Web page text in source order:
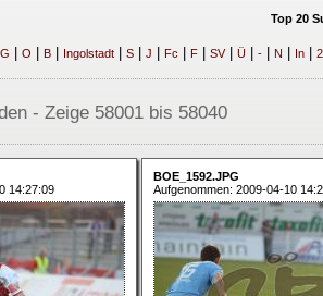
Top 20
G O B| Ingolstadt| S| J Fc F| SV| Ü| -| N In| 2
- Zeige 58001 bis 58040
14:27:09
BOE_1592.JPG
Aufgenommen: 2009-04-10